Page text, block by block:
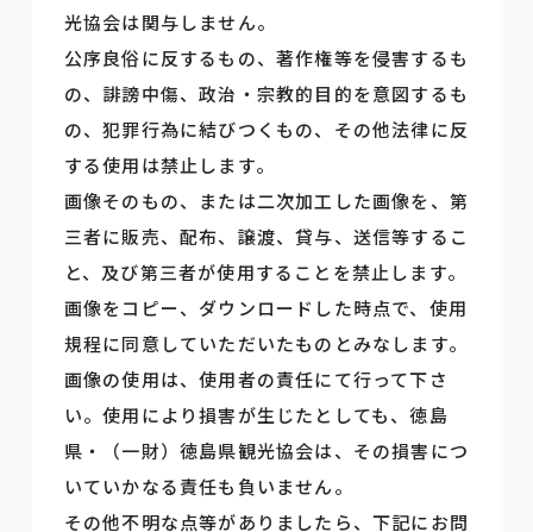
光協会は関与しません。
公序良俗に反するもの、著作権等を侵害するも
の、誹謗中傷、政治・宗教的目的を意図するも
の、犯罪行為に結びつくもの、その他法律に反
する使用は禁止します。
画像そのもの、または二次加工した画像を、第
三者に販売、配布、譲渡、貸与、送信等するこ
と、及び第三者が使用することを禁止します。
画像をコピー、ダウンロードした時点で、使用
規程に同意していただいたものとみなします。
画像の使用は、使用者の責任にて行って下さ
い。使用により損害が生じたとしても、徳島
県・（一財）徳島県観光協会は、その損害につ
いていかなる責任も負いません。
その他不明な点等がありましたら、下記にお問